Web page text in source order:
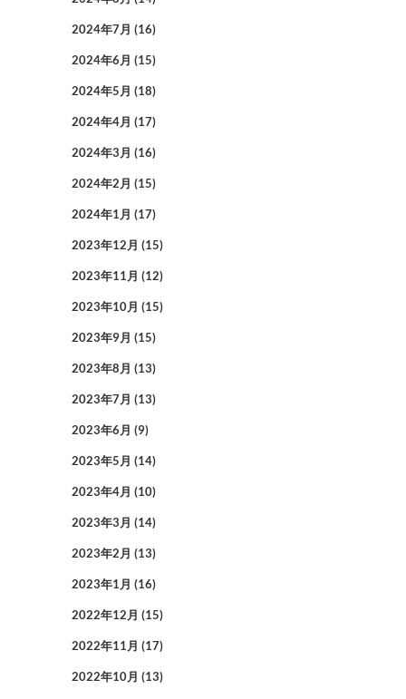
2024年7月 (16)
2024年6月 (15)
2024年5月 (18)
2024年4月 (17)
2024年3月 (16)
2024年2月 (15)
2024年1月 (17)
2023年12月 (15)
2023年11月 (12)
2023年10月 (15)
2023年9月 (15)
2023年8月 (13)
2023年7月 (13)
2023年6月 (9)
2023年5月 (14)
2023年4月 (10)
2023年3月 (14)
2023年2月 (13)
2023年1月 (16)
2022年12月 (15)
2022年11月 (17)
2022年10月 (13)